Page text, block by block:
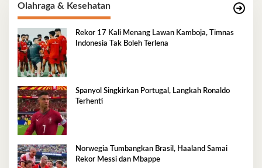
Olahraga & Kesehatan
Rekor 17 Kali Menang Lawan Kamboja, Timnas
Indonesia Tak Boleh Terlena
Spanyol Singkirkan Portugal, Langkah Ronaldo
Terhenti
Norwegia Tumbangkan Brasil, Haaland Samai
Rekor Messi dan Mbappe